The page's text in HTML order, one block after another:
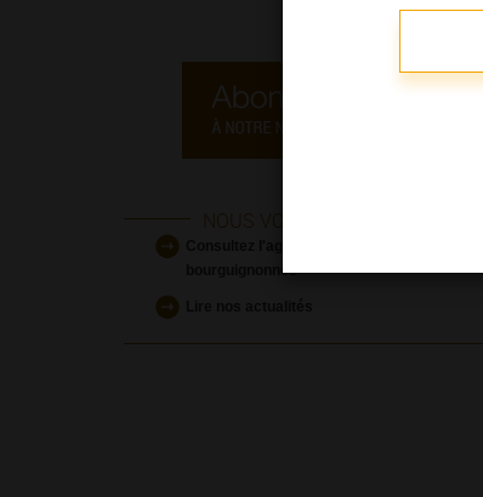
NOUS VOUS INVITONS À
bourguignonnes